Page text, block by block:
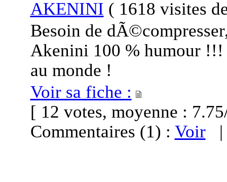
AKENINI ( 1618 visites
Besoin de
Akenini 100 % humour
au monde !
Voir sa fiche :
[ 12 votes, moyenne :
Commentaires (1) : Voir